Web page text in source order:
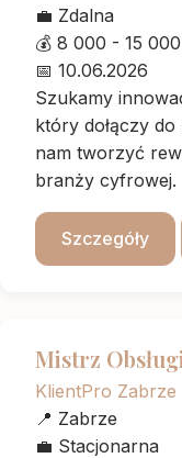
💼 Zdalna
💰 8 000 - 15 000
📅 10.06.2026
Szukamy
który dołączy do
nam tworzyć
branży cyfrowej.
Szczegóły
Mistrz
KlientPro Zabrze
📍 Zabrze
💼 Stacjonarna